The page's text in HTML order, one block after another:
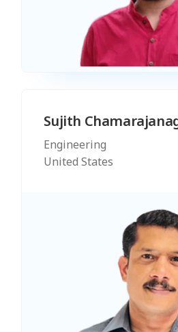
Sujith
Engineering
United States